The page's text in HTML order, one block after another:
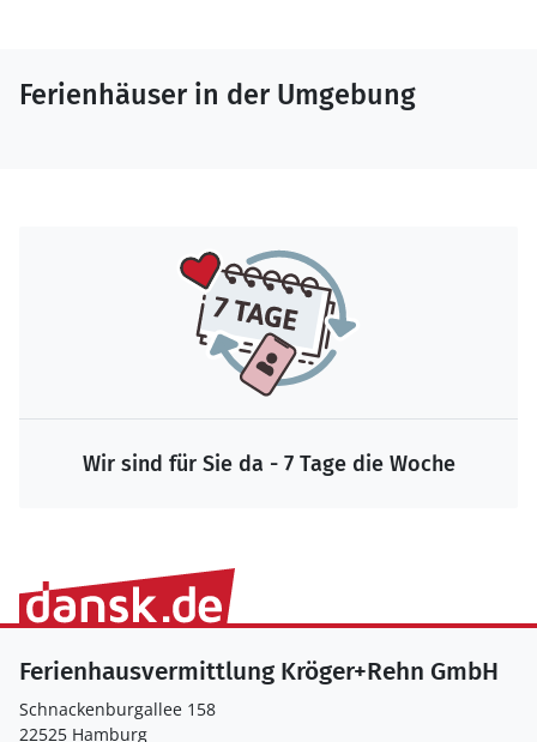
Ferienhäuser in der Umgebung
Wir sind für Sie da - 7 Tage die Woche
Ferienhausvermittlung Kröger+Rehn GmbH
Schnackenburgallee 158
22525 Hamburg